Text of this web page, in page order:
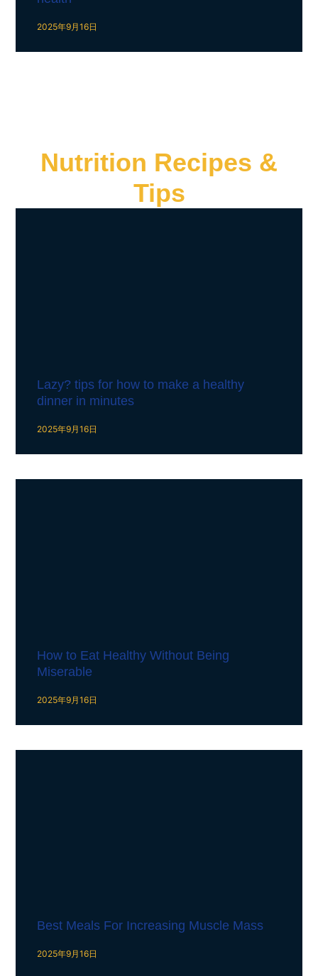
2025年9月16日
Nutrition Recipes &
Tips
Lazy? tips for how to make a healthy
dinner in minutes
2025年9月16日
How to Eat Healthy Without Being
Miserable
2025年9月16日
Best Meals For Increasing Muscle Mass
2025年9月16日